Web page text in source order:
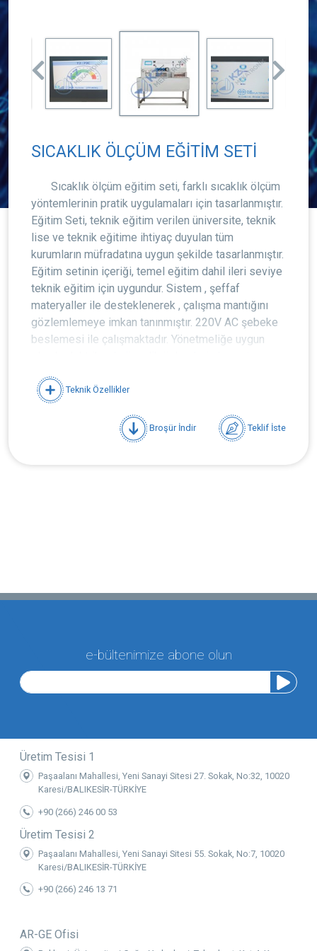
SICAKLIK ÖLÇÜM EĞİTİM SETİ
Sıcaklık ölçüm eğitim seti, farklı sıcaklık ölçüm
yöntemlerinin pratik uygulamaları için tasarlanmıştır.
Eğitim Seti, teknik eğitim verilen üniversite, teknik
lise ve teknik eğitime ihtiyaç duyulan tüm
kurumların müfradatına uygun şekilde tasarlanmıştır.
Eğitim setinin içeriği, temel eğitim dahil ileri seviye
teknik eğitim için uygundur. Sistem , şeffaf
materyaller ile desteklenerek , çalışma mantığını
gözlemlemeye imkan tanınmıştır. 220V AC şebeke
beslemesi ile çalışmaktadır. Yönetmeliğe uygun
Panelin tamamı dayanıklı metallerden oluşmaktadır
Teknik Özellikler
Broşür İndir Teklif İste
e-bültenimize abone olun
Üretim Tesisi 1
Paşaalanı Mahallesi, Yeni Sanayi Sitesi 27. Sokak, No:32, 10020
Karesi/BALIKESİR-TÜRKİYE
+90 (266) 246 00 53
Üretim Tesisi 2
Paşaalanı Mahallesi, Yeni Sanayi Sitesi 55. Sokak, No:7, 10020
Karesi/BALIKESİR-TÜRKİYE
+90 (266) 246 13 71
AR-GE Ofisi